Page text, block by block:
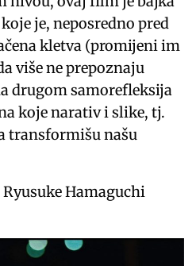
je, neposredno pred
kletva (promijeni im
više ne prepoznaju
drugom samorefleksija
koje narativ i slike, tj.
transformišu našu
Hamaguchi